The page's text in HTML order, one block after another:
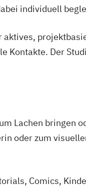
individuell
aktives,
Kontakte. Der
Lachen bringen
oder zum
Comics,